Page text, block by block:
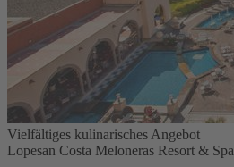
Vielfältiges kulinarisches Angebot
Lopesan Costa Meloneras Resort & Spa